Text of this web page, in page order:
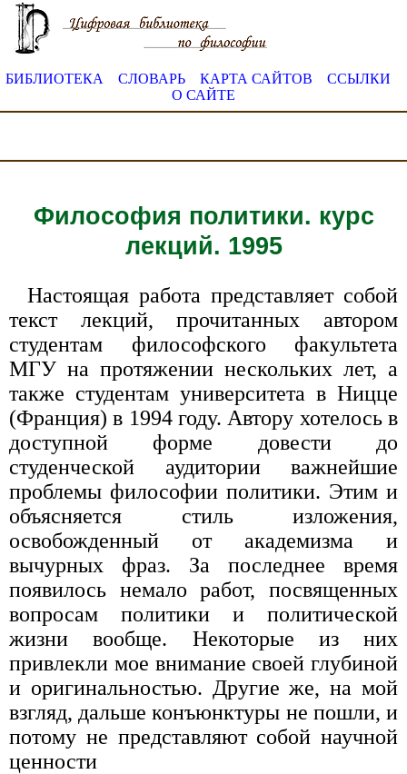
БИБЛИОТЕКА СЛОВАРЬ КАРТА САЙТОВ
ССЫЛКИ
О САЙТЕ
Философия политики. курс
лекций. 1995
Настоящая работа представляет собой
текст лекций, прочитанных автором
студентам философского факультета
МГУ на протяжении нескольких лет, а
также студентам университета в Ницце
(Франция) в 1994 году. Автору хотелось в
доступной форме довести до
студенческой аудитории важнейшие
проблемы философии политики. Этим и
объясняется стиль изложения,
освобожденный от академизма и
вычурных фраз. За последнее время
появилось немало работ, посвященных
вопросам политики и политической
жизни вообще. Некоторые из них
привлекли мое внимание своей глубиной
и оригинальностью. Другие же, на мой
взгляд, дальше конъюнктуры не пошли, и
потому не представляют собой научной
ценности